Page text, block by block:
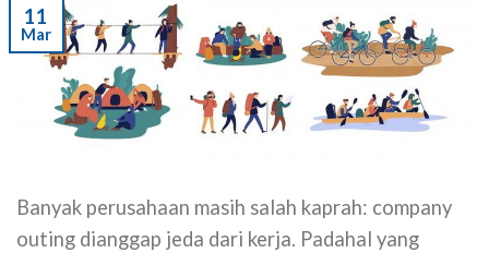
11
Mar
Banyak perusahaan masih salah kaprah: company
outing dianggap jeda dari kerja. Padahal yang